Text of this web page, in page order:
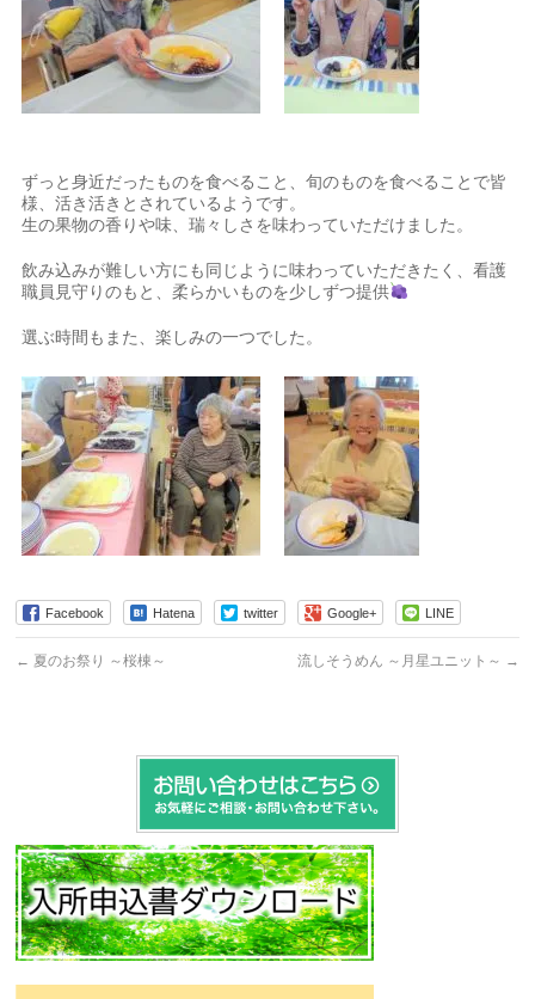
ずっと身近だったものを食べること、旬のものを食べることで皆
様、活き活きとされているようです。
生の果物の香りや味、瑞々しさを味わっていただけました。
飲み込みが難しい方にも同じように味わっていただきたく、看護
職員見守りのもと、柔らかいものを少しずつ提供
選ぶ時間もまた、楽しみの一つでした。
Facebook Hatena twitter Google+ LINE
← 夏のお祭り ～桜棟～ 流しそうめん ～月星ユニット～ →